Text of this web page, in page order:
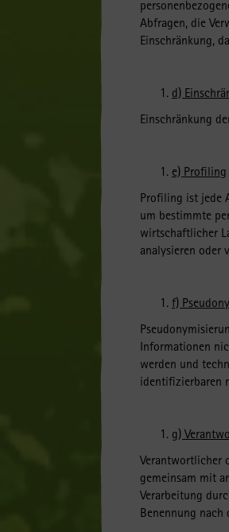
Abfragen, die
Einschränkung,
d)
Einschränkung
e) Profiling
Profiling ist jede
um bestimmte
wirtschaftlicher
analysieren oder
f)
Informationen
werden und
identifizierbaren
g)
Verantwortlicher
gemeinsam mit
Verarbeitung
Benennung nach